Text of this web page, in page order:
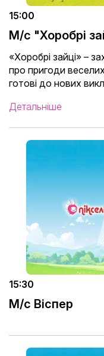
15:00
М/с "Хоробрі
«Хоробрі зайці» –
про пригоди
готові до нових
Детальніше
15:30
М/с Віспер